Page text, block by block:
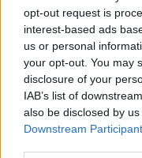
opt-out request is
interest-based ads
us or personal
your opt-out. You may
disclosure of your
IAB’s list of
also be disclosed by
Downstream